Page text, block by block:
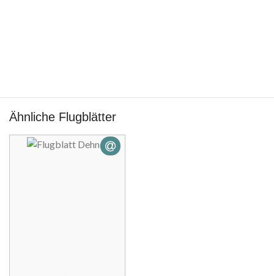
Ähnliche Flugblätter